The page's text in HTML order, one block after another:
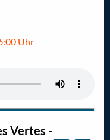
Uhr
Vertes -